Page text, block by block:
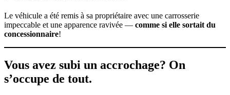
Le véhicule a été remis à sa propriétaire avec une carrosserie
impeccable et une apparence ravivée — comme si elle sortait du
concessionnaire!
Vous avez subi un accrochage? On
s’occupe de tout.